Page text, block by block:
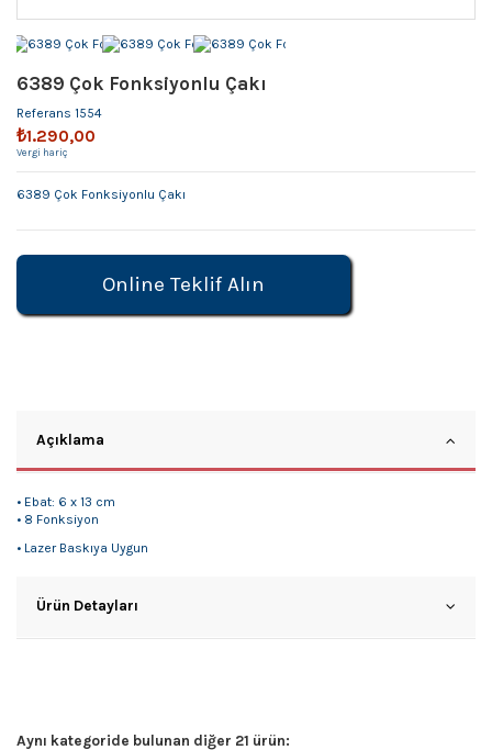
6389 Çok Fonksiyonlu Çakı
Referans 1554
₺1.290,00
Vergi hariç
6389 Çok Fonksiyonlu Çakı
Online Teklif Alın
Açıklama
• Ebat: 6 x 13 cm
• 8 Fonksiyon
• Lazer Baskıya Uygun
Ürün Detayları
Aynı kategoride bulunan diğer 21 ürün: